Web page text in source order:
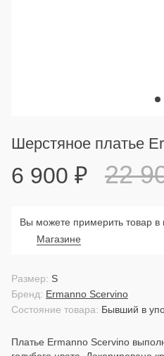
Шерстяное платье
6 900 ₽ 22
Вы можете примерить товар
Магазине
Состояние товара: Бывший в
Бренд: Ermanno Scervino
Размер: S
Платье Ermanno Scervino